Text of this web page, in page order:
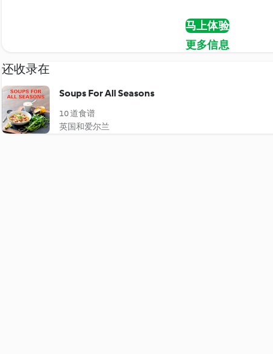
马上体验
更多信息
还收录在
Soups For All Seasons
10 道食谱
英国和爱尔兰